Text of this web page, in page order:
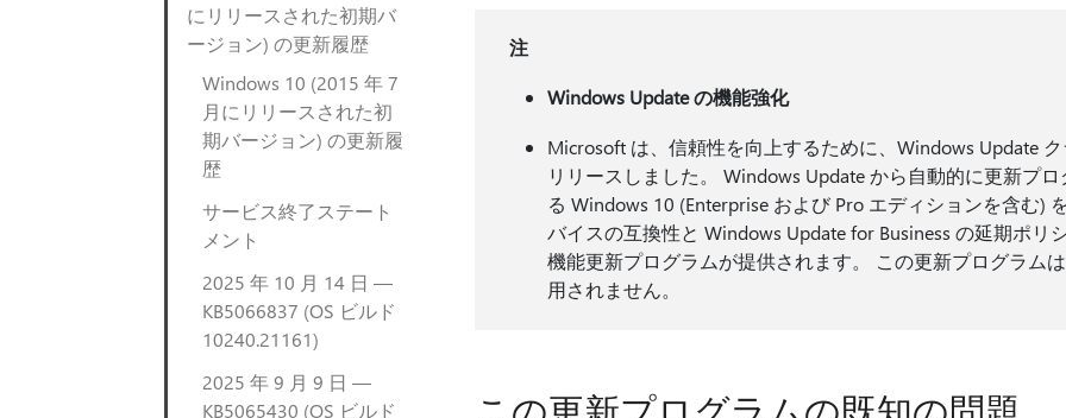
にリリースされた初期バ
ージョン) の更新履歴
Windows 10 (2015 年 7
月にリリースされた初
期バージョン) の更新履
歴
サービス終了ステート
メント
2025 年 10 月 14 日 —
KB5066837 (OS ビルド
10240.21161)
2025 年 9 月 9 日 —
KB5065430 (OS ビルド
注
Windows Update の機能強化
Microsoft は、信頼性を向上するために、Windows Update
リリースしました。 Windows Update から自動的に更新プ
る Windows 10 (Enterprise および Pro エディションを含む)
バイスの互換性と Windows Update for Business の延期ポリ
機能更新プログラムが提供されます。 この更新プログラム
用されません。